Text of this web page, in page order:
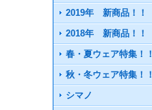
2019年 新商品！！
2018年 新商品！！
春・夏ウェア特集！！
秋・冬ウェア特集！！
シマノ